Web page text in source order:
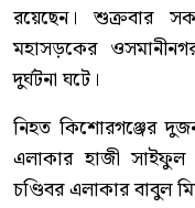
রয়েছেন। শুক্রবার
মহাসড়কের
দুর্ঘটনা ঘটে।
নিহত কিশোরগঞ্জের
এলাকার হাজী
চণ্ডিবর এলাকার বাবুল